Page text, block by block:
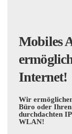
Mobiles
Internet!
Wir
Büro oder
durchdachten
WLAN!